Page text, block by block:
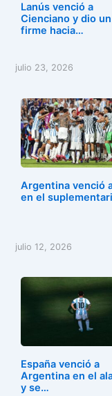
Lanús venció a
Cienciano y dio
firme hacia…
julio 23, 2026
Argentina venció
en el
julio 12, 2026
España venció a
Argentina en el
y se…